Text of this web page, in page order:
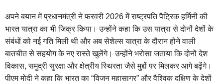
अपने बयान में प्रधानमंत्री ने फरवरी 2026 में राष्ट्रपति पैट्रिक हर्मिनी की
भारत यात्रा का भी जिक्र किया। उन्होंने कहा कि उस यात्रा से दोनों देशों के
संबंधों को नई गति मिली थी और अब सेशेल्स यात्रा के दौरान होने वाली
बातचीत से सहयोग के नए रास्ते खुलेंगे। उन्होंने भरोसा जताया कि दोनों देश
विकास, समुद्री सुरक्षा और क्षेत्रीय स्थिरता जैसे मुद्दों पर मिलकर आगे बढ़ेंगे।
पीएम मोदी ने कहा कि भारत का “विजन महासागर” और वैश्विक दक्षिण के देशों